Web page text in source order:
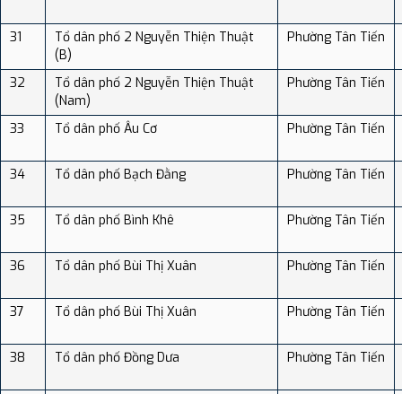
31
Tổ dân phố 2 Nguyễn Thiện Thuật
(B)
Phường Tân Tiến
32
Tổ dân phố 2 Nguyễn Thiện Thuật
(Nam)
Phường Tân Tiến
33 Tổ dân phố Âu Cơ Phường Tân Tiến
34 Tổ dân phố Bạch Đằng Phường Tân Tiến
35 Tổ dân phố Bình Khê Phường Tân Tiến
36 Tổ dân phố Bùi Thị Xuân Phường Tân Tiến
37 Tổ dân phố Bùi Thị Xuân Phường Tân Tiến
38 Tổ dân phố Đồng Dưa Phường Tân Tiến